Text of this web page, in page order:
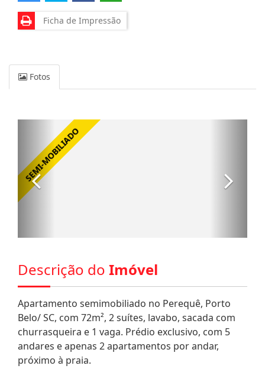
Ficha de Impressão
Fotos
Descrição do Imóvel
Apartamento semimobiliado no Perequê, Porto
Belo/ SC, com 72m², 2 suítes, lavabo, sacada com
churrasqueira e 1 vaga. Prédio exclusivo, com 5
andares e apenas 2 apartamentos por andar,
próximo à praia.